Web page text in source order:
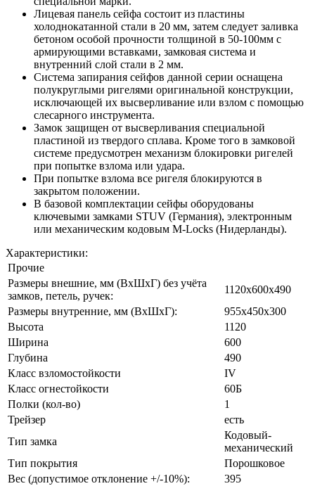
Лицевая панель сейфа состоит из пластины
холоднокатанной стали в 20 мм, затем следует заливка
бетоном особой прочности толщиной в 50-100мм с
армирующими вставками, замковая система и
внутренний слой стали в 2 мм.
Система запирания сейфов данной серии оснащена
полукруглыми ригелями оригинальной конструкции,
исключающей их высверливание или взлом с помощью
слесарного инструмента.
Замок защищен от высверливания специальной
пластиной из твердого сплава. Кроме того в замковой
системе предусмотрен механизм блокировки ригелей
при попытке взлома или удара.
При попытке взлома все ригеля блокируются в
закрытом положении.
В базовой комплектации сейфы оборудованы
ключевыми замками STUV (Германия), электронным
или механическим кодовым M-Locks (Нидерланды).
Характеристики:
Прочие
Размеры внешние, мм (ВхШхГ) без учёта
замков, петель, ручек:
1120х600х490
Размеры внутренние, мм (ВхШхГ):
955х450х300
Высота
1120
Ширина
600
Глубина
490
Класс взломостойкости
IV
Класс огнестойкости
60Б
Полки (кол-во)
1
Трейзер
есть
Тип замка
Кодовый-
механический
Тип покрытия
Порошковое
Вес (допустимое отклонение +/-10%):
395